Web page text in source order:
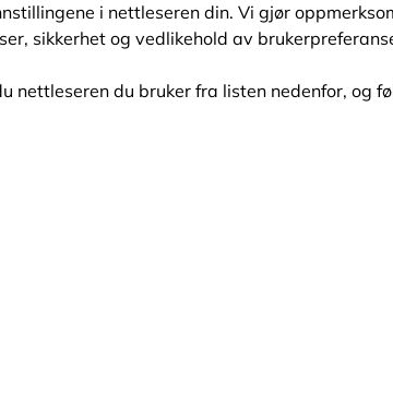
i nettleseren din. Vi gjør
sikkerhet og vedlikehold av
du bruker fra listen nedenfor, og